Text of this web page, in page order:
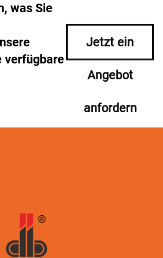
was Sie
verfügbare
Jetzt ein
Angebot
anfordern